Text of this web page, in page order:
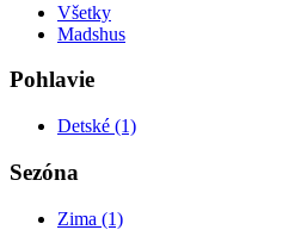
Všetky
Madshus
Pohlavie
Detské (1)
Sezóna
Zima (1)